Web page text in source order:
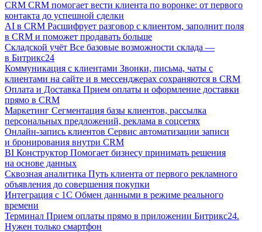
CRM CRM помогает вести клиента по воронке: от первого
контакта до успешной сделки
AI в CRM Расшифрует разговор с клиентом, заполнит поля
в CRM и поможет продавать больше
Складской учёт Все базовые возможности склада —
в Битрикс24
Коммуникация с клиентами Звонки, письма, чаты с
клиентами на сайте и в мессенджерах сохраняются в CRM
Оплата и Доставка Прием оплаты и оформление доставки
прямо в CRM
Маркетинг Сегментация базы клиентов, рассылка
персональных предложений, реклама в соцсетях
Онлайн-запись клиентов Сервис автоматизации записи
и бронирования внутри CRM
BI Конструктор Помогает бизнесу принимать решения
на основе данных
Сквозная аналитика Путь клиента от первого рекламного
объявления до совершения покупки
Интеграция с 1С Обмен данными в режиме реального
времени
Терминал Прием оплаты прямо в приложении Битрикс24.
Нужен только смартфон